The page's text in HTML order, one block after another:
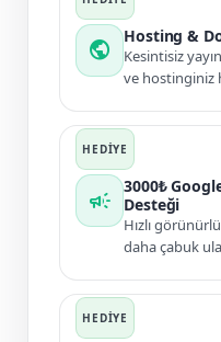
public
Hosting &
Kesintisiz
ve hostinginiz
campaign
3000₺
Desteği
Hızlı
daha çabuk